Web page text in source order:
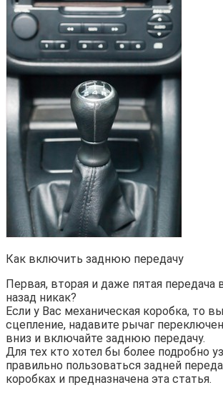
Как включить заднюю передачу
Первая, вторая и даже пятая передача
назад никак?
Если у Вас механическая коробка, то
сцепление, надавите рычаг
вниз и включайте заднюю передачу.
Для тех кто хотел бы более подробно
правильно пользоваться задней
коробках и предназначена эта статья.